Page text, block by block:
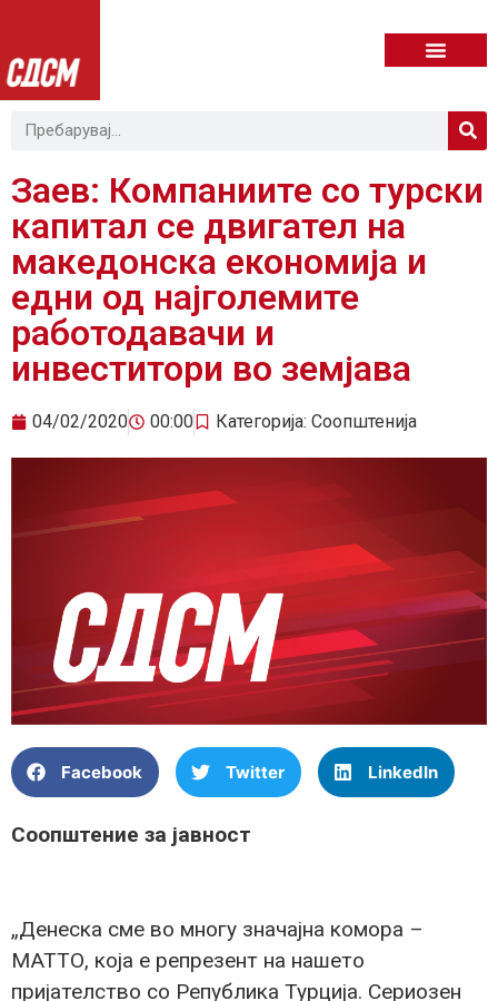
Заев: Компаниите со турски
капитал се двигател на
македонска економија и
едни од најголемите
работодавачи и
инвеститори во земјава
04/02/2020 00:00 Категорија: Соопштенија
Facebook Twitter LinkedIn
Соопштение за јавност
„Денеска сме во многу значајна комора –
МАТТО, која е репрезент на нашето
пријателство со Република Турција. Сериозен